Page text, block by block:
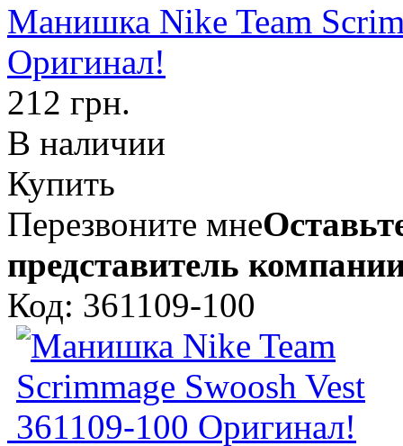
Манишка Nike Team
Оригинал!
212 грн.
В наличии
Купить
Перезвоните мне
представитель
Код: 361109-100